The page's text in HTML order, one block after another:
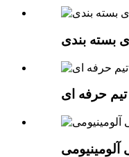
بسته بندی
تیم حرفه ای